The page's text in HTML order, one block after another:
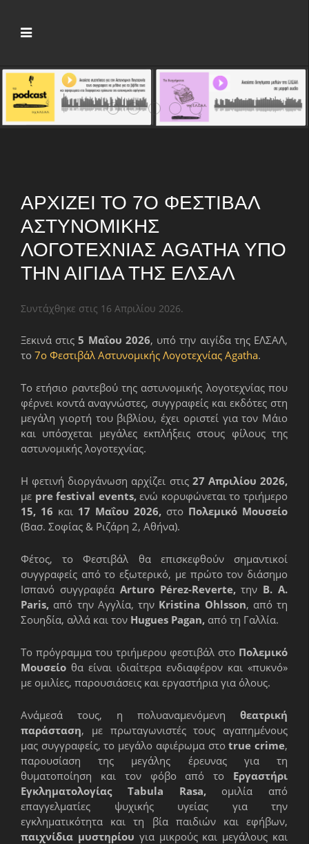
Νέος πρόεδρος της ΕΛΣΑΛ ο Άγγελος
Crime Fiction Stories V: Πέντε
Αρχίζει το 7ο Φεστιβάλ
Παρουσιάζονται οι
Το 1ο «Crime Fiction
ΑΡΧΊΖΕΙ ΤΟ 7Ο ΦΕΣΤΙΒΆΛ
ΑΣΤΥΝΟΜΙΚΉΣ
ΛΟΓΟΤΕΧΝΊΑΣ AGATHA ΥΠΌ
ΤΗΝ ΑΙΓΊΔΑ ΤΗΣ ΕΛΣΑΛ
Συντάχθηκε στις 16 Απριλίου 2026.
Ξεκινά στις5 Μαΐου 2026, υπό την αιγίδα της ΕΛΣΑΛ,
το 7ο Φεστιβάλ Αστυνομικής Λογοτεχνίας Agatha.
Το ετήσιο ραντεβού της αστυνομικής λογοτεχνίας που
φέρνει κοντά αναγνώστες, συγγραφείς και εκδότες στη
μεγάλη γιορτή του βιβλίου, έχει οριστεί για τον Μάιο
και υπόσχεται μεγάλες εκπλήξεις στους φίλους της
αστυνομικής λογοτεχνίας.
Η φετινή διοργάνωση αρχίζει στις 27 Απριλίου 2026,
με pre festival events,ενώ κορυφώνεται το τριήμερο
15, 16 και 17 Μαΐου 2026, στο Πολεμικό Μουσείο
(Βασ. Σοφίας & Ριζάρη 2, Αθήνα).
Φέτος, το Φεστιβάλ θα επισκεφθούν σημαντικοί
συγγραφείς από το εξωτερικό, με πρώτο τον διάσημο
Ισπανό συγγραφέα Arturo Pérez-Reverte,την B. A.
Paris, από την Αγγλία, την Kristina Ohlsson, από τη
Σουηδία, αλλά και τον Hugues Pagan, από τη Γαλλία.
Το πρόγραμμα του τριήμερου φεστιβάλ στο Πολεμικό
Μουσείο θα είναι ιδιαίτερα ενδιαφέρον και «πυκνό»
με ομιλίες, παρουσιάσεις και εργαστήρια για όλους.
Ανάμεσά τους, η πολυαναμενόμενη θεατρική
παράσταση, με πρωταγωνιστές τους αγαπημένους
μας συγγραφείς, το μεγάλο αφιέρωμα στοtrue crime,
παρουσίαση της μεγάλης έρευνας για τη
θυματοποίηση και τον φόβο από το Eργαστήρι
Eγκληματολογίας Tabula
Rasa,ομιλία από
επαγγελματίες ψυχικής υγείας για την
εγκληματικότητα και τη βία παιδιών και εφήβων,
παιχνίδια μυστηρίου για μικρούς και μεγάλους και